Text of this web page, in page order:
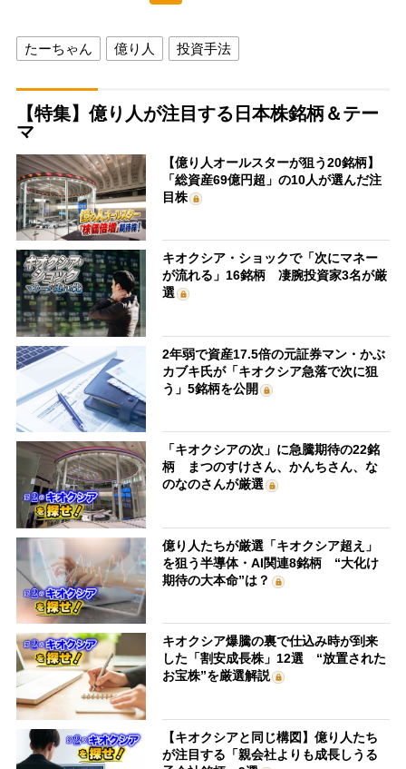
たーちゃん 億り人 投資手法
【特集】億り人が注目する日本株銘柄＆テー
マ
【億り人オールスターが狙う20銘柄】
「総資産69億円超」の10人が選んだ注
目株
キオクシア・ショックで「次にマネー
が流れる」16銘柄 凄腕投資家3名が厳
選
2年弱で資産17.5倍の元証券マン・かぶ
カブキ氏が「キオクシア急落で次に狙
う」5銘柄を公開
「キオクシアの次」に急騰期待の22銘
柄 まつのすけさん、かんちさん、な
のなのさんが厳選
億り人たちが厳選「キオクシア超え」
を狙う半導体・AI関連8銘柄 “大化け
期待の大本命”は？
キオクシア爆騰の裏で仕込み時が到来
した「割安成長株」12選 “放置された
お宝株”を厳選解説
【キオクシアと同じ構図】億り人たち
が注目する「親会社よりも成長しうる